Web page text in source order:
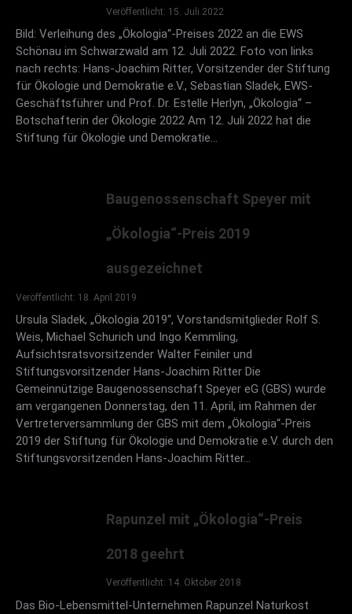
Armin.
Der Stiftungsvorsitzende Hans-Joachim Ritter hielt
die Laudatio, der gemeinsam mit
Oberbürgermeister und Kuratoriumsmitglied
Hansjörg Eger die Preisverleihung vornahm. Der
der er seinen bisherigen Bemühungen und
Feierstunde wurde musikalisch durch das
Anschließend hatte Oberbürgermeister Eger zu
einem Empfang eingeladen.
Goldener Baum 2010
Hans-Joachim Ritter den Umweltpreis „Goldener
Baum“ an Bundesminister a.D. Dr. Heiner Geißler.
Veröffentlicht: 15. Juli 2022
Bild: Verleihung des „Ökologia“-Preises 2022 an die EWS
Schönau im Schwarzwald am 12. Juli 2022. Foto von links
nach rechts: Hans-Joachim Ritter, Vorsitzender der Stiftung
für Ökologie und Demokratie e.V., Sebastian Sladek, EWS-
Geschäftsführer und Prof. Dr. Estelle Herlyn, „Ökologia“ –
Botschafterin der Ökologie 2022 Am 12. Juli 2022 hat die
Stiftung für Ökologie und Demokratie…
Baugenossenschaft Speyer mit
„Ökologia“-Preis 2019
ausgezeichnet
Veröffentlicht: 18. April 2019
Ursula Sladek, „Ökologia 2019“, Vorstandsmitglieder Rolf S.
Weis, Michael Schurich und Ingo Kemmling,
Aufsichtsratsvorsitzender Walter Feiniler und
Stiftungsvorsitzender Hans-Joachim Ritter Die
Gemeinnützige Baugenossenschaft Speyer eG (GBS) wurde
am vergangenen Donnerstag, den 11. April, im Rahmen der
Vertreterversammlung der GBS mit dem „Ökologia“-Preis
2019 der Stiftung für Ökologie und Demokratie e.V. durch den
Stiftungsvorsitzenden Hans-Joachim Ritter…
Rapunzel mit „Ökologia“-Preis
2018 geehrt
Veröffentlicht: 14. Oktober 2018
Das Bio-Lebensmittel-Unternehmen Rapunzel Naturkost